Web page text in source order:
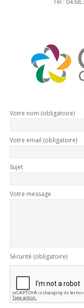
Tel :
Votre nom (obligatoire)
Votre email (obligatoire)
Sujet
Votre message
Sécurité (obligatoire)